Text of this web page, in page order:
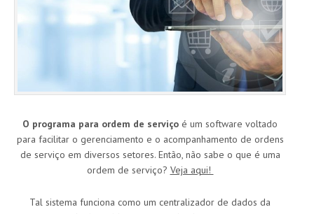
O programa para ordem de serviço é um software voltado
para facilitar o gerenciamento e o acompanhamento de ordens
de serviço em diversos setores. Então, não sabe o que é uma
ordem de serviço? Veja aqui!
Tal sistema funciona como um centralizador de dados da